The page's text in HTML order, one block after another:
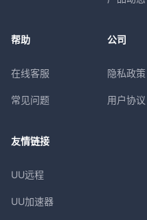
帮助
在线客服
常见问题
公司
隐私政策
用户协议
友情链接
UU远程
UU加速器